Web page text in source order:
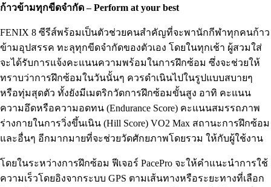
ก้าวข้ามทุกขีดจำกัด – Perform at your best
FENIX 8 ซีรีส์พร้อมเป็นตัวช่วยคนสำคัญที่จะพานักกีฬาทุกคนก้าว
ข้ามอุปสรรค ทะลุทุกขีดจำกัดของตัวเอง โดยในทุกเช้า ผู้สวมใส่
จะได้รับการแจ้งคะแนนความพร้อมในการฝึกซ้อม ซึ่งจะช่วยให้
ทราบว่าการฝึกซ้อมในวันนั้นๆ ควรดำเนินไปในรูปแบบสบายๆ
หรือทุ่มสุดตัว ทั้งยังมีเมตริกวัดการฝึกซ้อมขั้นสูง อาทิ คะแนน
ความอึดหรือความอดทน (Endurance Score) คะแนนสมรรถภาพ
ร่างกายในการวิ่งขึ้นเนิน (Hill Score) VO2 Max สถานะการฝึกซ้อม
และอื่นๆ อีกมากมายที่จะช่วยวัดศักยภาพโดยรวม ให้กับผู้ใช้งาน
โดยในระหว่างการฝึกซ้อม ฟีเจอร์ PacePro จะให้คำแนะนำการใช้
ความเร็วโดยอิงจากระบบ GPS ตามเส้นทางหรือระยะทางที่เลือก